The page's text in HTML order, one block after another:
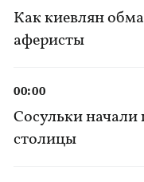
Как киевлян
аферисты
Сосульки начали
столицы
00:00